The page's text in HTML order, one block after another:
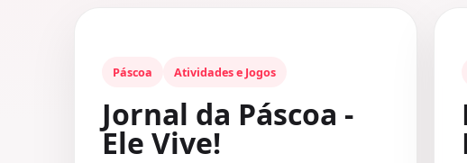
Páscoa Atividades e Jogos
Jornal da Páscoa -
Ele Vive!